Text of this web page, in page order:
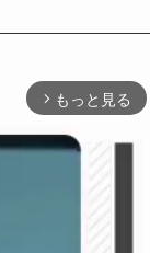
arrow_forward_ios もっと見る